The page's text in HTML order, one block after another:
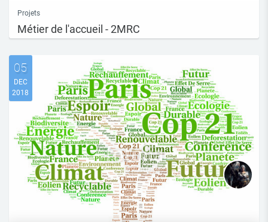
Projets
Métier de l'accueil - 2MRC
05
DEC
2018